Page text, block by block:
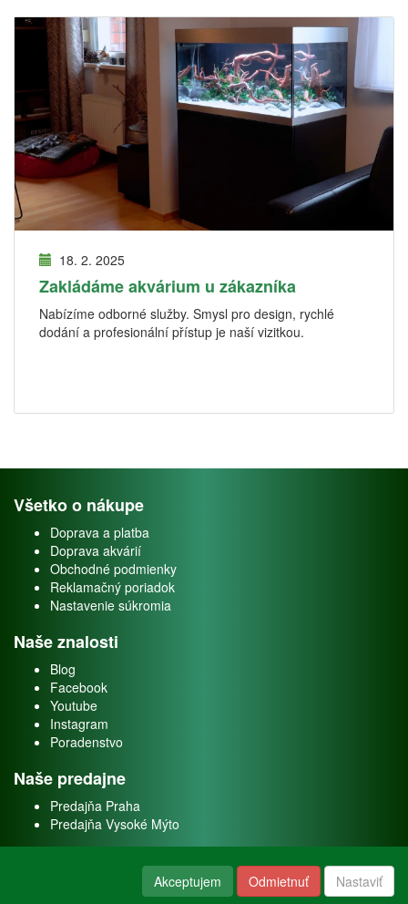
18. 2. 2025
Zakládáme akvárium u zákazníka
Nabízíme odborné služby. Smysl pro design, rychlé
dodání a profesionální přístup je naší vizitkou.
Všetko o nákupe
Doprava a platba
Doprava akvárií
Obchodné podmienky
Reklamačný poriadok
Nastavenie súkromia
Naše znalosti
Blog
Facebook
Youtube
Instagram
Poradenstvo
Naše predajne
Predajňa Praha
Predajňa Vysoké Mýto
Akceptujem Odmietnuť Nastaviť